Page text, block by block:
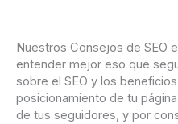
Nuestros Consejos de SEO
entender mejor eso que
sobre el SEO y los
posicionamiento de tu
de tus seguidores, y por